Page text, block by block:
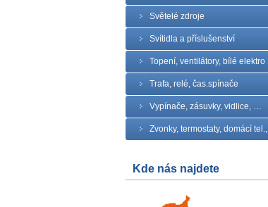
Světelé zdroje
Svítidla a příslušenství
Topení, ventilátory, bílé elektro
Trafa, relé, čas.spínače
Vypínače, zásuvky, vidlice, …
Zvonky, termostaty, domácí tel.,
Kde nás najdete